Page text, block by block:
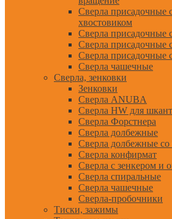
Сверла присадочные
хвостовиком
Сверла присадочные
Сверла присадочные
Сверла присадочные
Сверла чашечные
Сверла, зенковки
Зенковки
Сверла ANUBA
Сверла HW для
Сверла Форстнера
Сверла долбежные
Сверла долбежные со
Сверла конфирмат
Сверла с зенкером и
Сверла спиральные
Сверла чашечные
Сверла-пробочники
Тиски, зажимы